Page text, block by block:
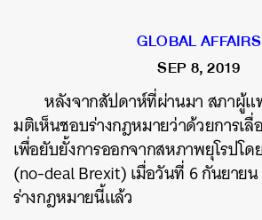
GLOBAL AFFAIRS
SEP 8, 2019
หลังจากสัปดาห์ที่ผ่านมา สภาผู้แ
มติเห็นชอบร่างกฎหมายว่าด้วยการเลื่
เพื่อยับยั้งการออกจากสหภาพยุโรปโ
(no-deal Brexit) เมื่อวันที่ 6 กันยาย
ร่างกฎหมายนี้แล้ว